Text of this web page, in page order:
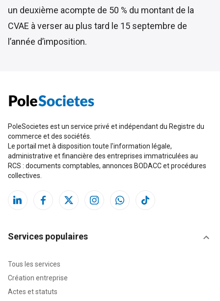
un deuxième acompte de 50 % du montant de la
CVAE à verser au plus tard le 15 septembre de
l’année d’imposition.
PoleSocietes est un service privé et indépendant du Registre du
commerce et des sociétés.
Le portail met à disposition toute l'information légale,
administrative et financière des entreprises immatriculées au
RCS : documents comptables, annonces BODACC et procédures
collectives.
Services populaires
Tous les services
Création entreprise
Actes et statuts